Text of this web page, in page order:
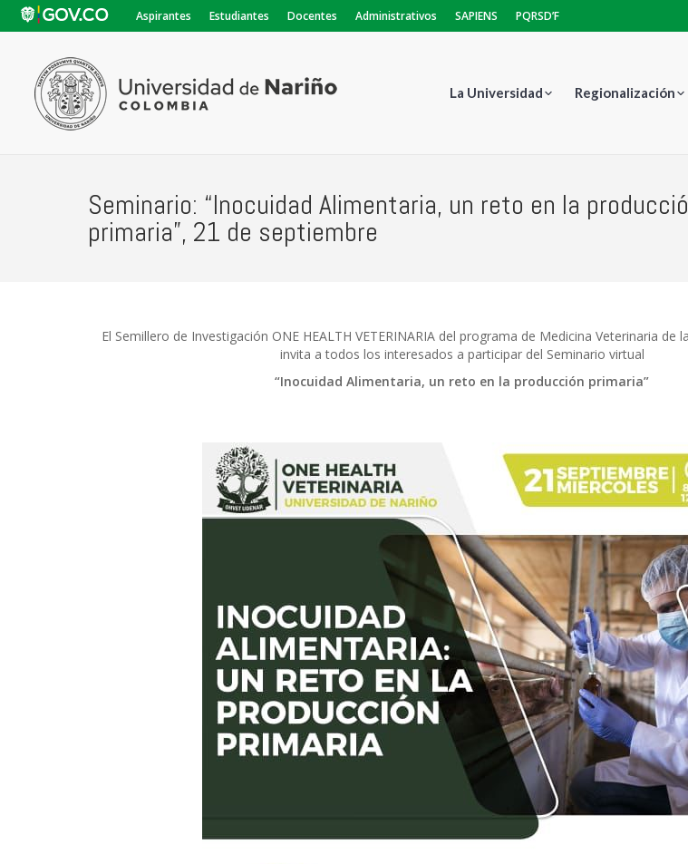
Aspirantes Estudiantes Docentes Administrativos SAPIENS PQRSD’F
La Universidad Regionalización
Seminario: “Inocuidad Alimentaria, un reto en la
primaria”, 21 de septiembre
El Semillero de Investigación ONE HEALTH VETERINARIA del programa de Medicina Veterinaria de
invita a todos los interesados a participar del Seminario virtual
“Inocuidad Alimentaria, un reto en la producción primaria”